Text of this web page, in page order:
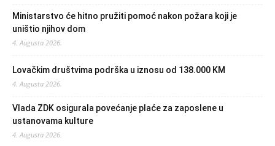
Ministarstvo će hitno pružiti pomoć nakon požara koji je
uništio njihov dom
4. Augusta 2026.
Lovačkim društvima podrška u iznosu od 138.000 KM
4. Augusta 2026.
Vlada ZDK osigurala povećanje plaće za zaposlene u
ustanovama kulture
4. Augusta 2026.